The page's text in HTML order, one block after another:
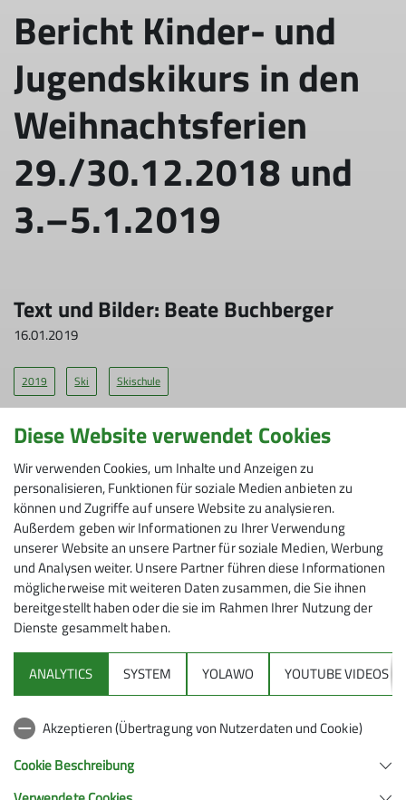
Bericht Kinder- und
Jugendskikurs in den
Weihnachtsferien
29./30.12.2018 und
3.–5.1.2019
Text und Bil­der: Bea­te Buch­ber­ger
16.01.2019
2019 Ski Skischule
Die Zug­spit­ze!! Je­der kennt sie - den­noch wa­ren vie­le
bei die­sem Ski­kurs das ers­te Mal „ganz oben“. Ein klei­
nes Aben­teu­er war es schon, als wir uns mit un­se­ren
60 Kin­dern und Ju­gend­li­chen mit der neu­en Seil­bahn
der Su­per­la­ti­ve auf den Weg mach­ten.
Knapp 2000 Hö­hen­me­ter über­win­den die Gon­deln, in
de­nen 120 Per­so­nen Platz fin­den, in we­ni­ger als 10
Stahl­bau­stüt­ze – da hält man schon kurz die Luft an.
Oben er­war­te­te uns herr­li­cher Son­nen­schein und
pulv­ri­ger Na­tur­schnee.
La­gen gab, ver­brach­ten wir den zwei­ten Tag im Ski­ge­
Diese Website verwendet Cookies
Wir verwenden Cookies, um Inhalte und Anzeigen zu
personalisieren, Funktionen für soziale Medien anbieten zu
können und Zugriffe auf unsere Website zu analysieren.
Außerdem geben wir Informationen zu Ihrer Verwendung
unserer Website an unsere Partner für soziale Medien, Werbung
und Analysen weiter. Unsere Partner führen diese Informationen
möglicherweise mit weiteren Daten zusammen, die Sie ihnen
bereitgestellt haben oder die sie im Rahmen Ihrer Nutzung der
Dienste gesammelt haben.
ANALYTICS SYSTEM YOLAWO YOUTUBE VIDEOS
Akzeptieren (Übertragung von Nutzerdaten und Cookie)
Cookie Beschreibung